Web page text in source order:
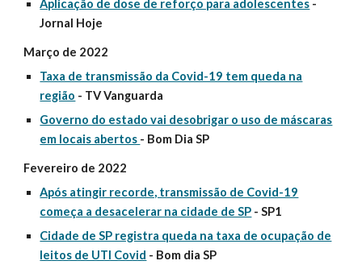
Aplicação de dose de reforço para adolescentes -
Jornal Hoje
Março de 2022
Taxa de transmissão da Covid-19 tem queda na
região - TV Vanguarda
Governo do estado vai desobrigar o uso de máscaras
em locais abertos - Bom Dia SP
Fevereiro de 2022
Após atingir recorde, transmissão de Covid-19
começa a desacelerar na cidade de SP - SP1
Cidade de SP registra queda na taxa de ocupação de
leitos de UTI Covid - Bom dia SP